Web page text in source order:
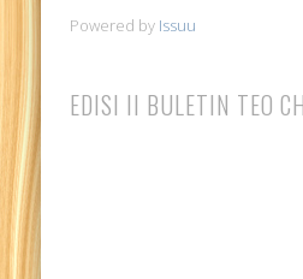
Powered by Issuu
EDISI II BULETIN TEO